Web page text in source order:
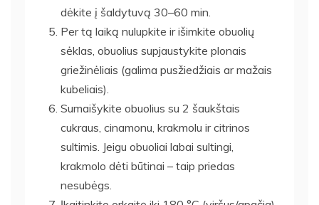
dėkite į šaldytuvą 30–60 min.
Per tą laiką nulupkite ir išimkite obuolių
sėklas, obuolius supjaustykite plonais
griežinėliais (galima pusžiedžiais ar mažais
kubeliais).
Sumaišykite obuolius su 2 šaukštais
cukraus, cinamonu, krakmolu ir citrinos
sultimis. Jeigu obuoliai labai sultingi,
krakmolo dėti būtinai – taip priedas
nesubėgs.